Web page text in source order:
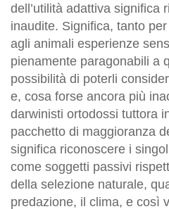
dell’utilità adattiva significa
inaudite. Significa, tanto
agli animali esperienze
pienamente paragonabili a
possibilità di poterli
e, cosa forse ancora più
darwinisti ortodossi tuttora
pacchetto di maggioranza
significa riconoscere i
come soggetti passivi
della selezione naturale,
predazione, il clima, e così